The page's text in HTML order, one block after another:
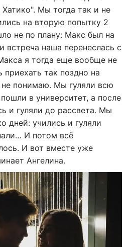
Хатико". Мы тогда так и не
на вторую попытку 2
не по плану: Макс был на
встреча наша перенеслась с
я тогда еще вообще не
приехать так поздно на
понимаю. Мы гуляли всю
в университет, а после
и гуляли до рассвета. Мы
дней: учились и гуляли
И потом всё
И вот вместе уже
Ангелина.